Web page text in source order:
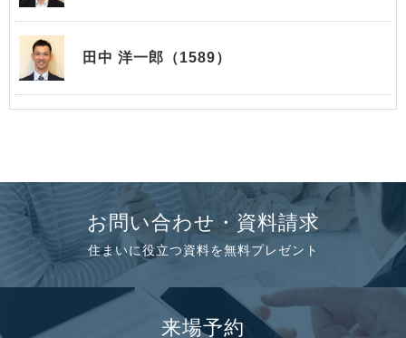
田中 洋一郎（1589）
お問い合わせ・資料請求
住まいに役立つ資料を無料プレゼント
来場予約